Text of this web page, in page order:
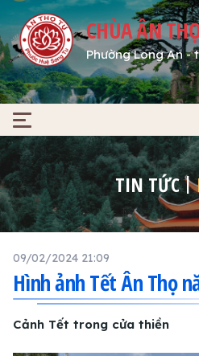
CHÙA ÂN
Phường Long An -
TIN TỨC
09/02/2024 21:09
Hình ảnh Tết Ân Thọ
Cảnh Tết trong cửa thiền